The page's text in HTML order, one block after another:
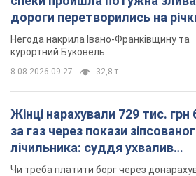
лічильника: суддя ухвалив
неочікуване рішення
9 годин тому 31,4 т.